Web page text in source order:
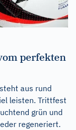
perfekten
aus rund
leisten. Trittfest
grün und
regeneriert.